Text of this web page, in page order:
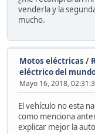
venderla y la
mucho.
Motos eléctricas /
eléctrico del
Mayo 16, 2018,
El vehículo no esta
como menciona
explicar mejor la